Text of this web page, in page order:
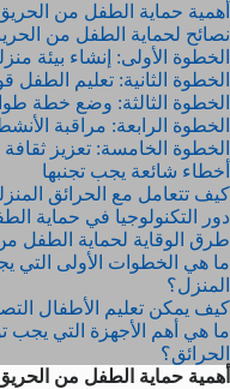
أهمية حماية الطفل من
نصائح لحماية الطفل من
الخطوة الأولى: إنشاء بيئة
الخطوة الثانية: تعليم الطفل
الخطوة الثالثة: وضع خطة
الخطوة الرابعة: مراقبة
الخطوة الخامسة: تعزيز
أخطاء شائعة يجب تجنبها
كيف تتعامل مع الحرائق
دور التكنولوجيا في حماية
طرق الوقاية لحماية الطفل
ما هي الخطوات الأولى التي
المنزل؟
كيف يمكن تعليم الأطفال
ما هي أهم الأجهزة التي يجب
الحرائق؟
أهمية حماية الطفل من